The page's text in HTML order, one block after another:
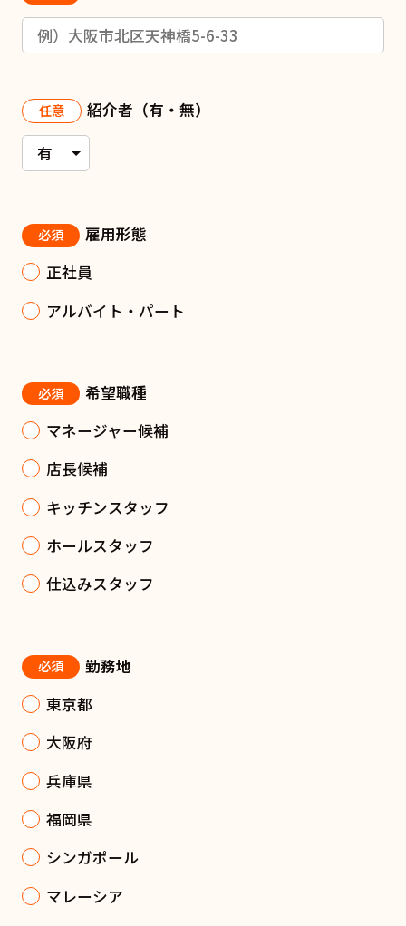
任意 紹介者（有・無）
必須
雇用形態
正社員
アルバイト・パート
必須
希望職種
マネージャー候補
店長候補
キッチンスタッフ
ホールスタッフ
仕込みスタッフ
必須
勤務地
東京都
大阪府
兵庫県
福岡県
シンガポール
マレーシア